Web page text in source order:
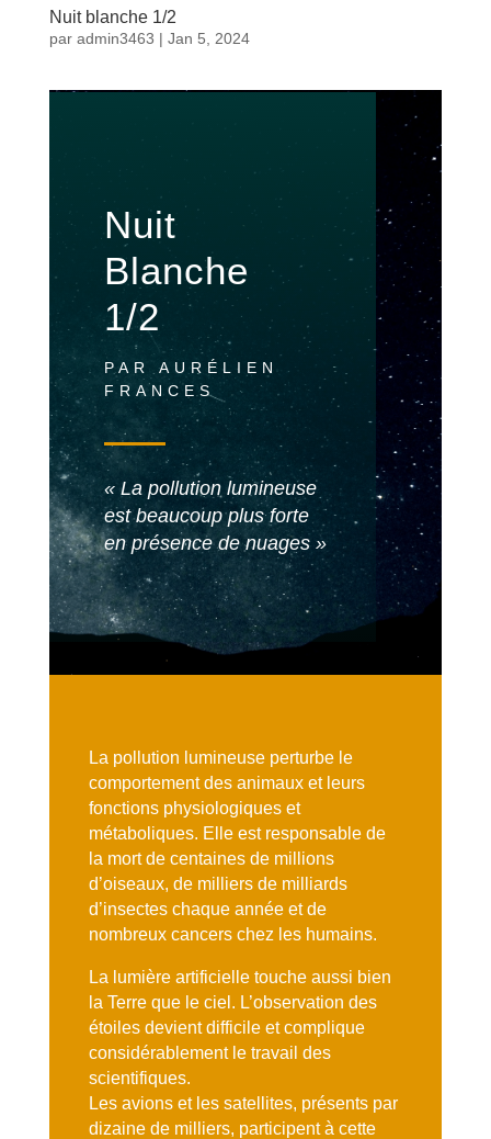
Nuit blanche 1/2
par admin3463 | Jan 5, 2024
Nuit
Blanche
1/2
PAR AURÉLIEN
FRANCES
« La pollution lumineuse
est beaucoup plus forte
en présencede nuages »
La pollution lumineuse perturbe le
comportement des animaux et leurs
fonctions physiologiques et
métaboliques. Elle est responsable de
la mort de centaines de millions
d’oiseaux, de milliers de milliards
d’insectes chaque année et de
nombreux cancers chez les humains.
La lumière artificielle touche aussi bien
la Terre que le ciel. L’observation des
étoiles devient difficile et complique
considérablement le travail des
scientifiques.
Les avions et les satellites, présents par
dizaine de milliers, participent à cette